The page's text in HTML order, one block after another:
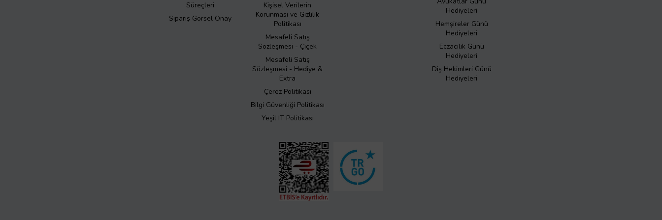
Süreçleri
Sipariş Görsel Onay
Kişisel Verilerin
Korunması ve Gizlilik
Politikası
Mesafeli Satış
Sözleşmesi - Çiçek
Mesafeli Satış
Sözleşmesi - Hediye &
Extra
Çerez Politikası
Bilgi Güvenliği Politikası
Yeşil IT Politikası
Hediyeleri
Hemşireler Günü
Hediyeleri
Eczacılık Günü
Hediyeleri
Diş Hekimleri Günü
Hediyeleri